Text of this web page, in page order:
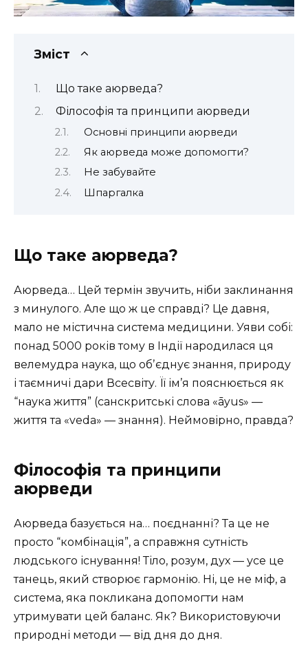
Зміст
Що таке аюрведа?
Філософія та принципи аюрведи
Основні принципи аюрведи
Як аюрведа може допомогти?
Не забувайте
Шпаргалка
Що таке аюрведа?
Аюрведа… Цей термін звучить, ніби заклинання
з минулого. Але що ж це справді? Це давня,
мало не містична система медицини. Уяви собі:
понад 5000 років тому в Індії народилася ця
велемудра наука, що обʼєднує знання, природу
і таємничі дари Всесвіту. Її ім’я пояснюється як
“наука життя” (санскритські слова «āyus» —
життя та «veda» — знання). Неймовірно, правда?
Філософія та принципи
аюрведи
Аюрведа базується на… поєднанні? Та це не
просто “комбінація”, а справжня сутність
людського існування! Тіло, розум, дух — усе це
танець, який створює гармонію. Ні, це не міф, а
система, яка покликана допомогти нам
утримувати цей баланс. Як? Використовуючи
природні методи — від дня до дня.